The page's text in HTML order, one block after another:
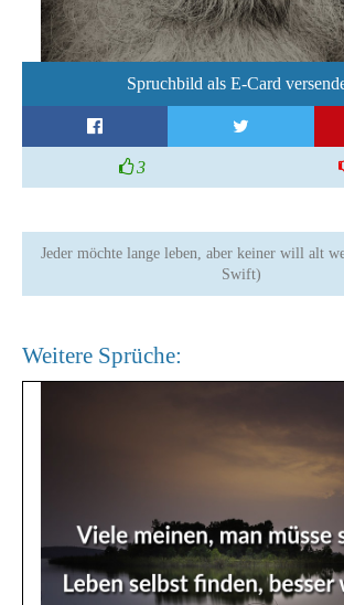
Spruchbild als E-Card
3
Jeder möchte lange leben, aber keiner will alt
Swift)
Weitere Sprüche: